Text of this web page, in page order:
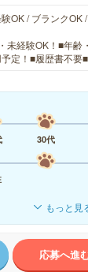
OK / ブランクOK
未経験OK！■年齢
予定！■履歴書不
30代
もっと見
応募へ進